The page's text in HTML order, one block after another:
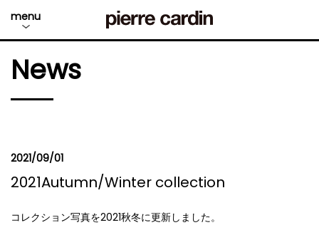
menu
News
2021/09/01
2021Autumn/Winter collection
コレクション写真を2021秋冬に更新しました。